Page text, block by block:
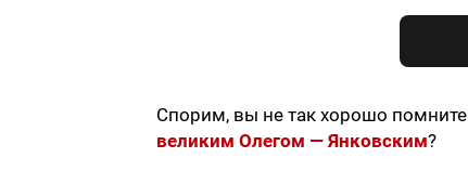
Спорим, вы не так хорошо помните
великим Олегом — Янковским?